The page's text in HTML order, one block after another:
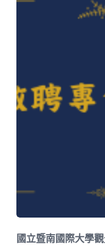
國立暨南國際大學